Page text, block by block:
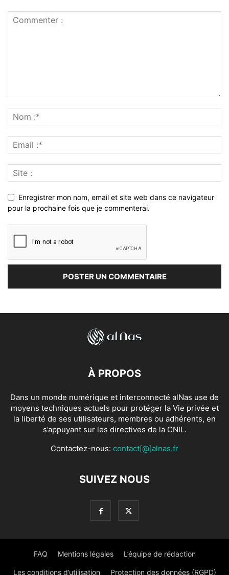
Enregistrer mon nom, email et site web dans ce navigateur
pour la prochaine fois que je commenterai.
À PROPOS
Dans un monde numérique et interconnecté alNas use de
moyens techniques actuels pour protéger la Vie privée et
la liberté de ses utilisateurs, membres ou adhérents, en
s’appuyant sur les directives de la CNIL.
Contactez-nous: contact[@]alnas.fr
SUIVEZ NOUS
FAQ Mentions légales L’équipe de rédaction
Les conditions d’utilisation Protection des données (RGPD)